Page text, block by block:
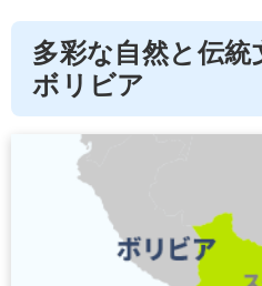
多彩な自然と伝統
ボリビア